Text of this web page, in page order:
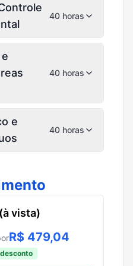
40 horas
40 horas
e
40 horas
vista)
R$ 479,04
desconto